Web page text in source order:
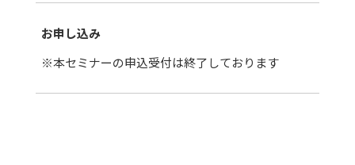
お申し込み
※本セミナーの申込受付は終了しております